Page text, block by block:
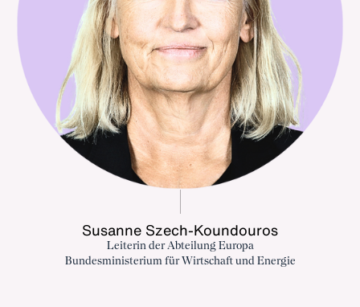
Susanne Szech-Koundouros
Leiterin der Abteilung Europa
Bundesministerium für Wirtschaft und Energie